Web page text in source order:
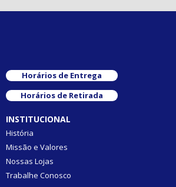
Horários de Entrega
Horários de Retirada
INSTITUCIONAL
História
Missão e Valores
Nossas Lojas
Trabalhe Conosco